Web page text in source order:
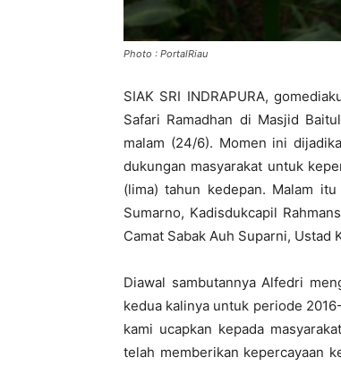
Photo : PortalRiau
SIAK SRI INDRAPURA,
Safari Ramadhan di Masjid
malam (24/6). Momen ini
dukungan masyarakat untuk
(lima) tahun kedepan. Malam
Sumarno, Kadisdukcapil
Camat Sabak Auh Suparni, Ustad
Diawal sambutannya Alfedri
kedua kalinya untuk periode
kami ucapkan kepada
telah memberikan kepercayaan